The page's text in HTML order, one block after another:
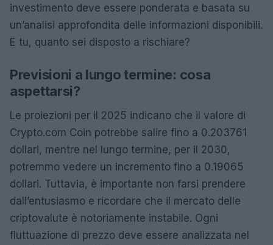
investimento deve essere ponderata e basata su
un’analisi approfondita delle informazioni disponibili.
E tu, quanto sei disposto a rischiare?
Previsioni a lungo termine: cosa
aspettarsi?
Le proiezioni per il 2025 indicano che il valore di
Crypto.com Coin potrebbe salire fino a 0.203761
dollari, mentre nel lungo termine, per il 2030,
potremmo vedere un incremento fino a 0.19065
dollari. Tuttavia, è importante non farsi prendere
dall’entusiasmo e ricordare che il mercato delle
criptovalute è notoriamente instabile. Ogni
fluttuazione di prezzo deve essere analizzata nel